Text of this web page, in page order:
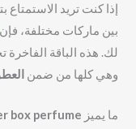
إذا كنت تريد الاستمتاع
بين ماركات مختلفة، فإن
لك. هذه الباقة الفاخرة
وهي كلها من ضمن
ما يميز box perfume